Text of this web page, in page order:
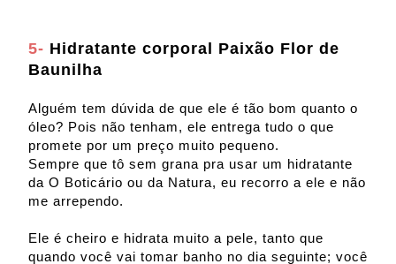
5- Hidratante corporal Paixão Flor de
Baunilha
Alguém tem dúvida de que ele é tão bom quanto o
óleo? Pois não tenham, ele entrega tudo o que
promete por um preço muito pequeno.
Sempre que tô sem grana pra usar um hidratante
da O Boticário ou da Natura, eu recorro a ele e não
me arrependo.
Ele é cheiro e hidrata muito a pele, tanto que
quando você vai tomar banho no dia seguinte; você